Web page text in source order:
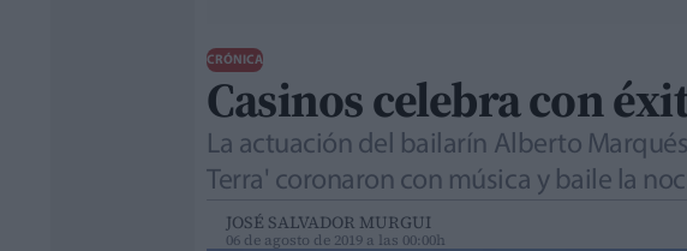
CRÓNICA
Casinos celebra con
La actuación del bailarín Alberto
Terra' coronaron con música y baile la
JOSÉ SALVADOR MURGUI
06 de agosto de 2019 a las 00:00h